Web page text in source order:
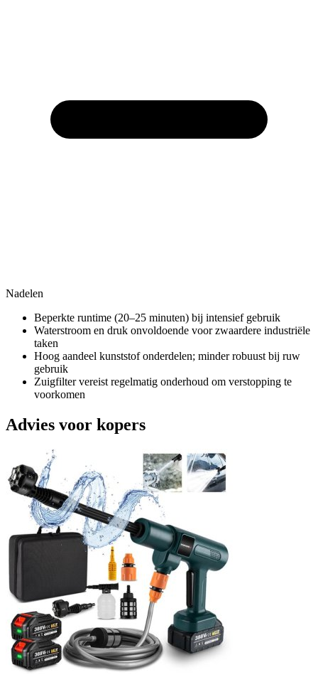
Nadelen
Beperkte runtime (20–25 minuten) bij intensief gebruik
Waterstroom en druk onvoldoende voor zwaardere industriële
taken
Hoog aandeel kunststof onderdelen; minder robuust bij ruw
gebruik
Zuigfilter vereist regelmatig onderhoud om verstopping te
voorkomen
Advies voor kopers